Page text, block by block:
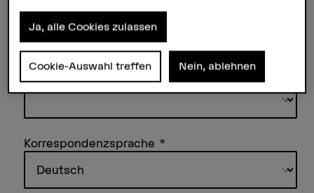
Mindestens ein Newsletter muss ausgewählt werden
Art der Kontaktangaben
Korrespondenzsprache
Ja, alle Cookies zulassen
Cookie-Auswahl treffen Nein, ablehnen